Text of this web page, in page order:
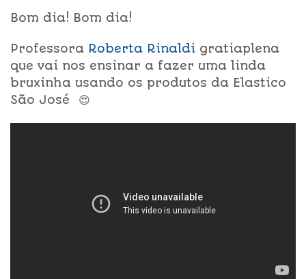
Bom dia! Bom dia!
Professora Roberta Rinaldi gratiaplena
que vai nos ensinar a fazer uma linda
bruxinha usando os produtos da Elastico
São José 😍